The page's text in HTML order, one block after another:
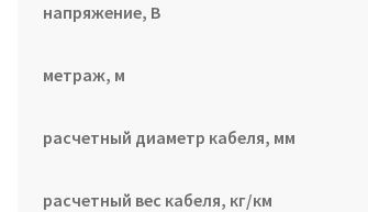
напряжение, В
метраж, м
расчетный диаметр кабеля, мм
расчетный вес кабеля, кг/км